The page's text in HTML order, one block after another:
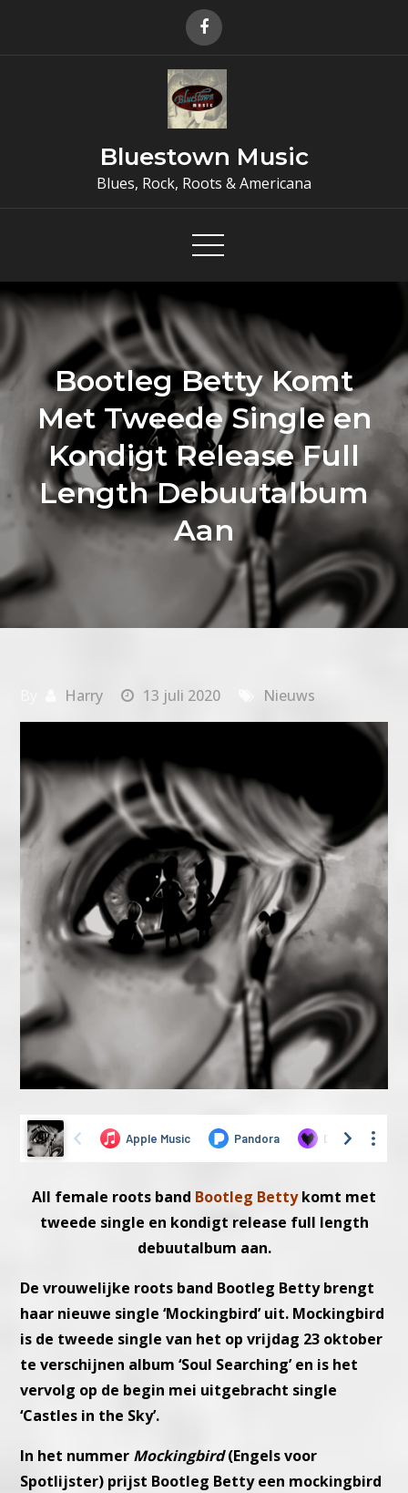
Bluestown Music
Blues, Rock, Roots & Americana
Bootleg Betty Komt
Met Tweede Single en
Kondigt Release Full
Length Debuutalbum
Aan
Harry 13 juli 2020 Nieuws
All female roots band Bootleg Bettykomt met
tweede single en kondigt release full length
debuutalbum aan.
De vrouwelijke roots band Bootleg Betty brengt
haar nieuwe single ‘Mockingbird’ uit. Mockingbird
is de tweede single van het op vrijdag 23 oktober
te verschijnen album ‘Soul Searching’ en is het
vervolg op de begin mei uitgebracht single
‘Castles in the Sky’.
In het nummer Mockingbird(Engels voor
Spotlijster) prijst Bootleg Betty een mockingbird